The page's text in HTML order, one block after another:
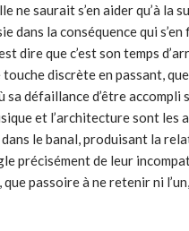
saurait s’en aider qu’à la
dans la conséquence qui s’en
dire que c’est son temps
touche discrète en passant,
défaillance d’être accompli
et l’architecture sont les
le banal, produisant la
précisément de leur
passoire à ne retenir ni